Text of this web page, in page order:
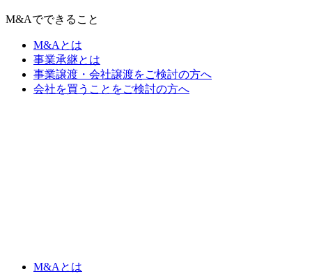
M&Aでできること
M&Aとは
事業承継とは
事業譲渡・会社譲渡をご検討の方へ
会社を買うことをご検討の方へ
M&Aとは